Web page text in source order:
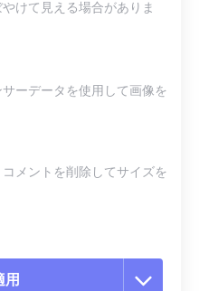
けて見える場合がありま
ーデータを使用して画像を
メントを削除してサイズを
用